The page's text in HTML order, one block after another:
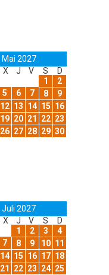
Mai 2027
X J V S
D
1
2
5 6 7 8
9
12 13 14 15 16
19 20 21 22 23
26 27 28 29 30
Juli 2027
X J V S
D
1
2 3
4
7 8 9 10 11
14 15 16 17 18
21 22 23 24 25